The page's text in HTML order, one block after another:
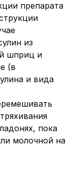
препарата
из
шприц и
(в
и вида
пока
молочной на